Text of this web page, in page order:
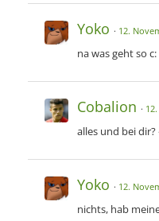
Yoko 12.
na was geht so c:
Cobalion
alles und bei dir?
Yoko 12.
nichts, hab